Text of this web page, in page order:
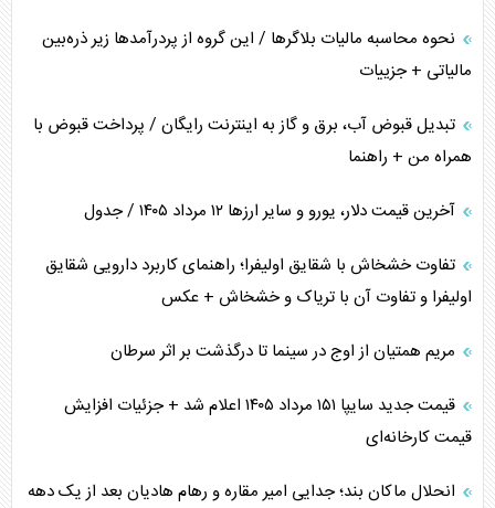
نحوه محاسبه مالیات بلاگر‌ها / این گروه از پردرآمد‌ها زیر ذره‌بین
مالیاتی + جزییات
تبدیل قبوض آب، برق و گاز به اینترنت رایگان / پرداخت قبوض با
همراه من + راهنما
آخرین قیمت دلار، یورو و سایر ارز‌ها ۱۲ مرداد ۱۴۰۵ / جدول
تفاوت خشخاش با شقایق اولیفرا؛ راهنمای کاربرد دارویی شقایق
اولیفرا و تفاوت آن با تریاک و خشخاش + عکس
مریم همتیان از اوج در سینما تا درگذشت بر اثر سرطان
قیمت جدید سایپا ۱۵۱ مرداد ۱۴۰۵ اعلام شد + جزئیات افزایش
قیمت کارخانه‌ای
انحلال ماکان بند؛ جدایی امیر مقاره و رهام هادیان بعد از یک دهه